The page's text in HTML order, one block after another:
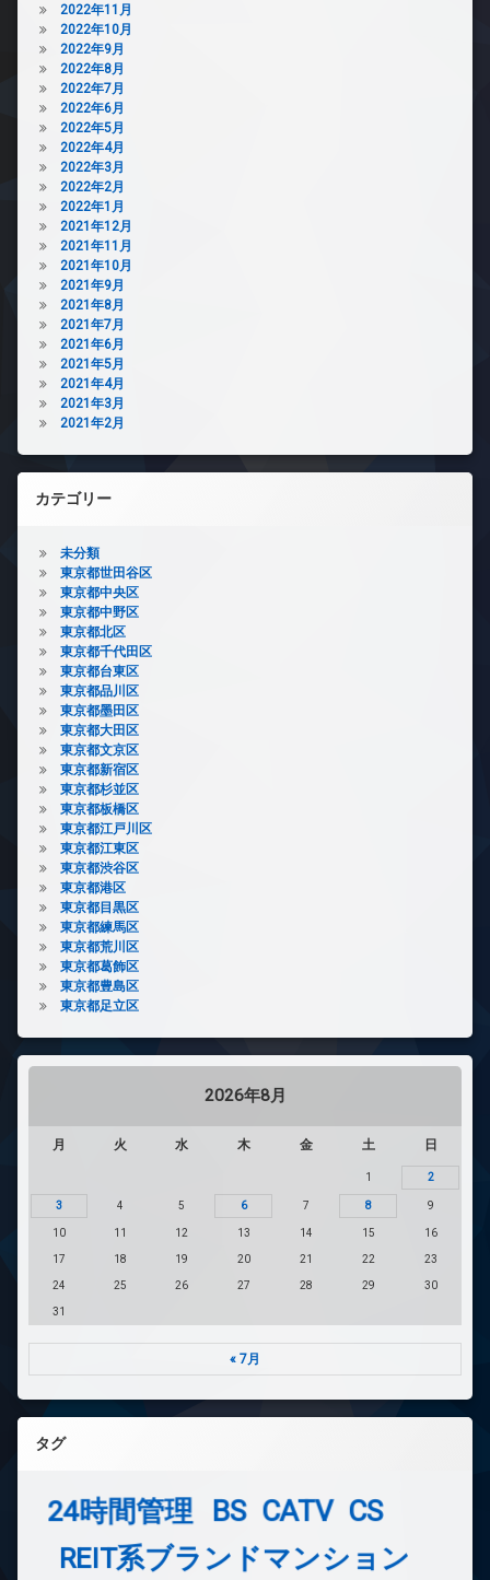
2022年11月
2022年10月
2022年9月
2022年8月
2022年7月
2022年6月
2022年5月
2022年4月
2022年3月
2022年2月
2022年1月
2021年12月
2021年11月
2021年10月
2021年9月
2021年8月
2021年7月
2021年6月
2021年5月
2021年4月
2021年3月
2021年2月
カテゴリー
未分類
東京都世田谷区
東京都中央区
東京都中野区
東京都北区
東京都千代田区
東京都台東区
東京都品川区
東京都墨田区
東京都大田区
東京都文京区
東京都新宿区
東京都杉並区
東京都板橋区
東京都江戸川区
東京都江東区
東京都渋谷区
東京都港区
東京都目黒区
東京都練馬区
東京都荒川区
東京都葛飾区
東京都豊島区
東京都足立区
2026年8月
月 火 水 木 金 土 日
1 2
3 4 5 6 7 8 9
10 11 12 13 14 15 16
17 18 19 20 21 22 23
24 25 26 27 28 29 30
31
« 7月
タグ
24時間管理 BS CATV CS
REIT系ブランドマンション